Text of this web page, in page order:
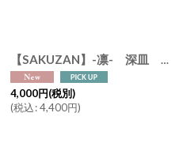
作山窯日本製 美濃焼【SAKUZAN】-凛- 深皿 φ21cm deep plate パスタプレート ネイビーグラデーション 紺
4,000円(税別)
(税込:4,400円)